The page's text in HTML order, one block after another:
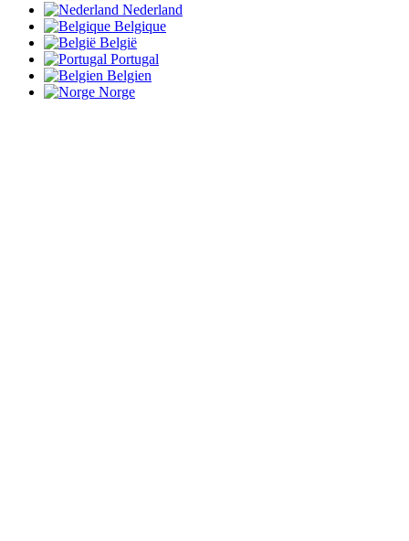
Nederland
Belgique
België
Portugal
Belgien
Norge